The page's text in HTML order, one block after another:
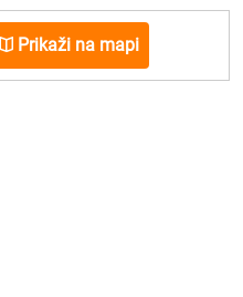
Prikaži na mapi